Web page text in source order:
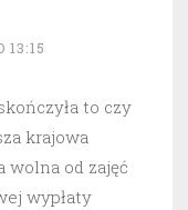
13:15
to czy
krajowa
od zajęć
wypłaty